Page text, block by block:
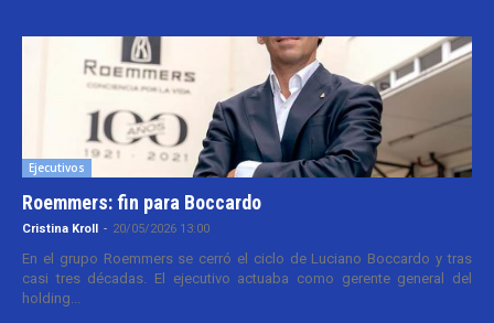
Ejecutivos
Roemmers: fin para Boccardo
Cristina Kroll - 20/05/2026 13:00
En el grupo Roemmers se cerró el ciclo de Luciano Boccardo y tras
casi tres décadas. El ejecutivo actuaba como gerente general del
holding...